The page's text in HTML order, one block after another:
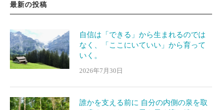
最新の投稿
自信は「できる」から生まれるのでは
なく、「ここにいていい」から育って
いく。
2026年7月30日
誰かを支える前に 自分の内側の泉を取